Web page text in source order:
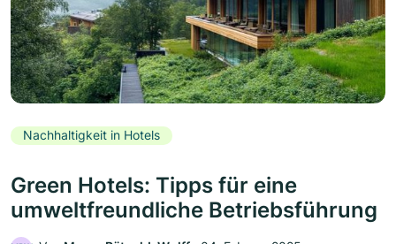
Nachhaltigkeit in Hotels
Green Hotels: Tipps für eine
umweltfreundliche Betriebsführung